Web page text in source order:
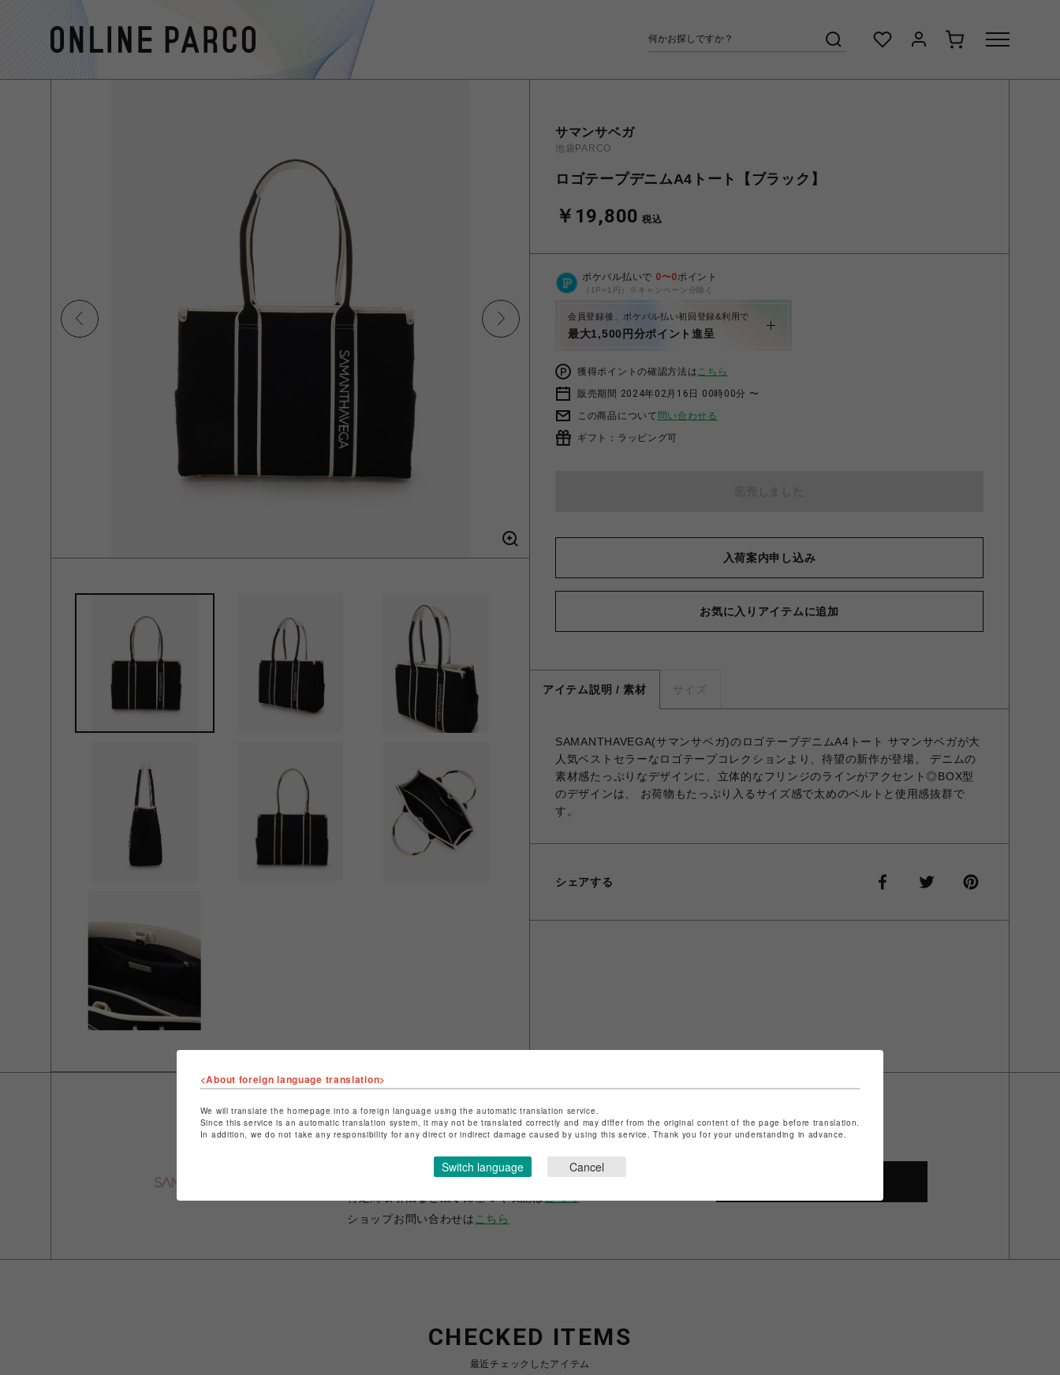
サマンサベガ
池袋PARCO
ロゴテープデニムA4トート【ブラック】
￥19,800 税込
ポケパル払いで 0〜0ポイント
（1P=1円）※キャンペーン分除く
会員登録後、ポケパル払い初回登録&利用で
最大1,500円分ポイント進呈
獲得ポイントの確認方法はこちら
販売期間 2024年02月16日 00時00分 〜
この商品について 問い合わせる
ギフト：ラッピング可
入荷案内申し込み
お気に入りアイテムに追加
アイテム説明 / 素材 サイズ
SAMANTHAVEGA(サマンサベガ)のロゴテープデニムA4トート サマンサベガが大
人気ベストセラーなロゴテープコレクションより、待望の新作が登場。 デニムの
素材感たっぷりなデザインに、立体的なフリンジのラインがアクセント◎BOX型
のデザインは、 お荷物もたっぷり入るサイズ感で太めのベルトと使用感抜群で
す。
シェアする
池袋PARCO
ショップお問い合わせは こちら
CHECKED ITEMS
最近チェックしたアイテム
<About foreign language translation>
We will translate the homepage into a foreign language using the automatic translation service.
Since this service is an automatic translation system, it may not be translated correctly and may differ from the original content of the page before translation.
In addition, we do not take any responsibility for any direct or indirect damage caused by using this service. Thank you for your understanding in advance.
Switch language Cancel